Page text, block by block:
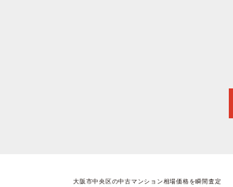
大阪市中央区の中古マンション相場価格を瞬間査定